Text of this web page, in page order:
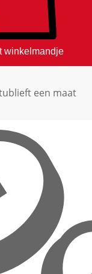
winkelmandje
een maat